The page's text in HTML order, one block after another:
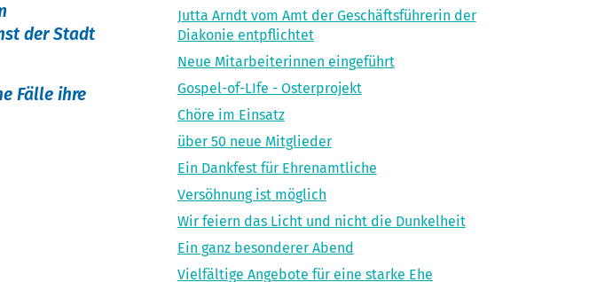
der Stadt
Fälle ihre
Jutta Arndt vom Amt der Geschäftsführerin der
Diakonie entpflichtet
Neue Mitarbeiterinnen eingeführt
Gospel-of-LIfe - Osterprojekt
Chöre im Einsatz
über 50 neue Mitglieder
Ein Dankfest für Ehrenamtliche
Versöhnung ist möglich
Wir feiern das Licht und nicht die Dunkelheit
Ein ganz besonderer Abend
Vielfältige Angebote für eine starke Ehe